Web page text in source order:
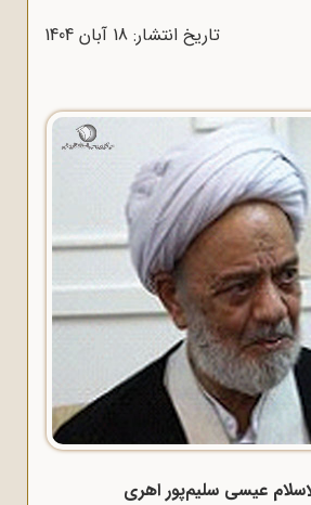
تاریخ انتشار: 18 آبان 1404
عیسی سلیم‌پور اهری